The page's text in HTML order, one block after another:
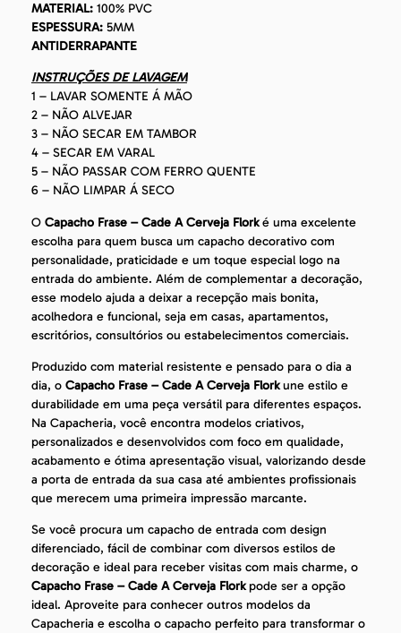
MATERIAL: 100% PVC
ESPESSURA: 5MM
ANTIDERRAPANTE
INSTRUÇÕES DE LAVAGEM
1 – LAVAR SOMENTE Á MÃO
2 – NÃO ALVEJAR
3 – NÃO SECAR EM TAMBOR
4 – SECAR EM VARAL
5 – NÃO PASSAR COM FERRO QUENTE
6 – NÃO LIMPAR Á SECO
O Capacho Frase – Cade A Cerveja Florké uma excelente
escolha para quem busca um capacho decorativo com
personalidade, praticidade e um toque especial logo na
entrada do ambiente. Além de complementar a decoração,
esse modelo ajuda a deixar a recepção mais bonita,
acolhedora e funcional, seja em casas, apartamentos,
escritórios, consultórios ou estabelecimentos comerciais.
Produzido com material resistente e pensado para o dia a
dia, o Capacho Frase – Cade A Cerveja Florkune estilo e
durabilidade em uma peça versátil para diferentes espaços.
Na Capacheria, você encontra modelos criativos,
personalizados e desenvolvidos com foco em qualidade,
acabamento e ótima apresentação visual, valorizando desde
a porta de entrada da sua casa até ambientes profissionais
que merecem uma primeira impressão marcante.
Se você procura um capacho de entrada com design
diferenciado, fácil de combinar com diversos estilos de
decoração e ideal para receber visitas com mais charme, o
Capacho Frase – Cade A Cerveja Florkpode ser a opção
ideal. Aproveite para conhecer outros modelos da
Capacheria e escolha o capacho perfeito para transformar o